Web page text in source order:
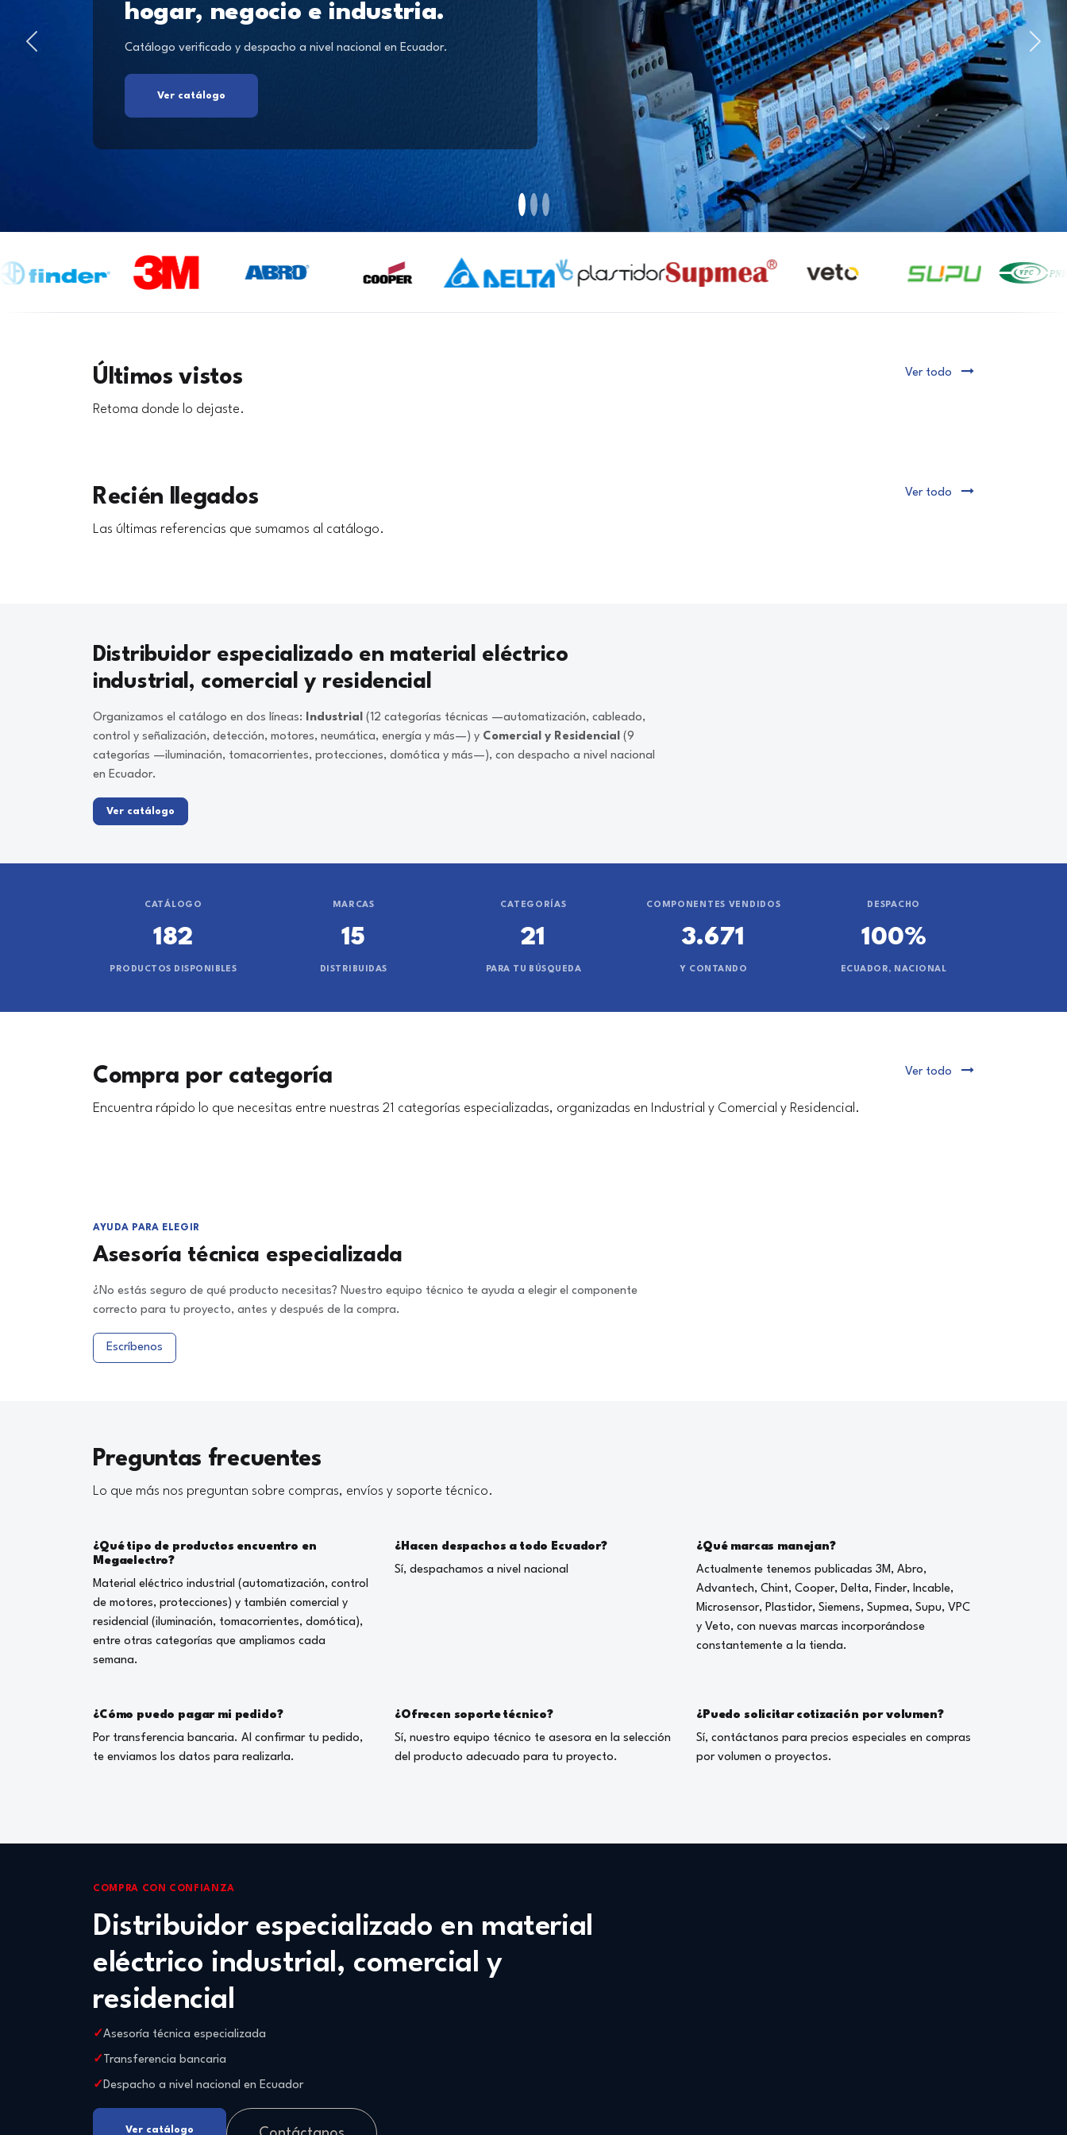
hogar, negocio e industria.
Catálogo verificado y despacho a nivel nacional en Ecuador.
Ver catálogo
Últimos vistos
Retoma donde lo dejaste.
Ver todo
Recién llegados
Las últimas referencias que sumamos al catálogo.
Ver todo
Distribuidor especializado en material eléctrico
industrial, comercial y residencial
Organizamos el catálogo en dos líneas: Industrial (12 categorías técnicas —automatización, cableado,
control y señalización, detección, motores, neumática, energía y más—) y Comercial y Residencial (9
categorías —iluminación, tomacorrientes, protecciones, domótica y más—), con despacho a nivel nacional
en Ecuador.
Ver catálogo
CATÁLOGO
182
PRODUCTOS DISPONIBLES
MARCAS
15
DISTRIBUIDAS
CATEGORÍAS
21
PARA TU BÚSQUEDA
COMPONENTES VENDIDOS
3.671
Y CONTANDO
DESPACHO
100%
ECUADOR, NACIONAL
Compra por categoría
Encuentra rápido lo que necesitas entre nuestras 21 categorías especializadas, organizadas en Industrial y Comercial y Residencial.
Ver todo
AYUDA PARA ELEGIR
Asesoría técnica especializada
¿No estás seguro de qué producto necesitas? Nuestro equipo técnico te ayuda a elegir el componente
correcto para tu proyecto, antes y después de la compra.
Escríbenos
Preguntas frecuentes
Lo que más nos preguntan sobre compras, envíos y soporte técnico.
¿Qué tipo de productos encuentro en
Megaelectro?
Material eléctrico industrial (automatización, control
de motores, protecciones) y también comercial y
residencial (iluminación, tomacorrientes, domótica),
entre otras categorías que ampliamos cada
semana.
¿Hacen despachos a todo Ecuador?
Sí, despachamos a nivel nacional
¿Qué marcas manejan?
Actualmente tenemos publicadas 3M, Abro,
Advantech, Chint, Cooper, Delta, Finder, Incable,
Microsensor, Plastidor, Siemens, Supmea, Supu, VPC
y Veto, con nuevas marcas incorporándose
constantemente a la tienda.
¿Cómo puedo pagar mi pedido?
Por transferencia bancaria. Al confirmar tu pedido,
te enviamos los datos para realizarla.
¿Ofrecen soporte técnico?
Sí, nuestro equipo técnico te asesora en la selección
del producto adecuado para tu proyecto.
¿Puedo solicitar cotización por volumen?
Sí, contáctanos para precios especiales en compras
por volumen o proyectos.
COMPRA CON CONFIANZA
Distribuidor especializado en material
eléctrico industrial, comercial y
residencial
Asesoría técnica especializada
Transferencia bancaria
Despacho a nivel nacional en Ecuador
Ver catálogo